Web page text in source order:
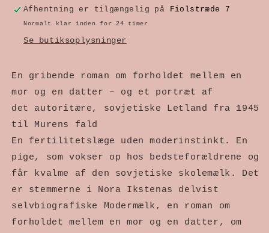
Afhentning er tilgængelig på Fiolstræde 7
Normalt klar inden for 24 timer
Se butiksoplysninger
En gribende roman om forholdet mellem en
mor og en datter – og et portræt af
det autoritære, sovjetiske Letland fra 1945
til Murens fald
En fertilitetslæge uden moderinstinkt. En
pige, som vokser op hos bedsteforældrene og
får kvalme af den sovjetiske skolemælk. Det
er stemmerne i Nora Ikstenas delvist
selvbiografiske Modermælk, en roman om
forholdet mellem en mor og en datter, om